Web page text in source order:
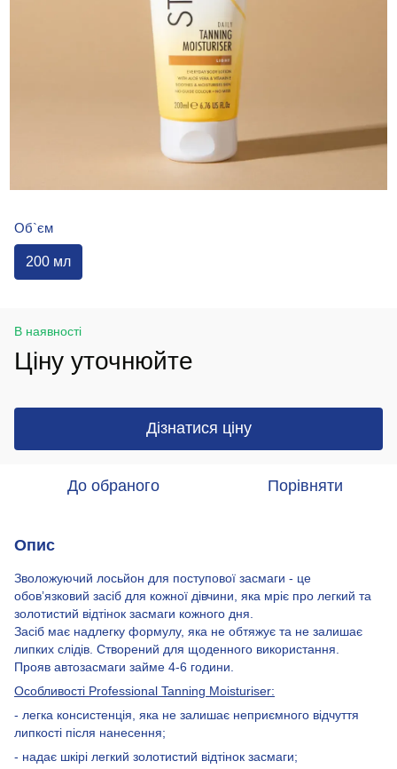
Об`єм
200 мл
В наявності
Ціну уточнюйте
Дізнатися ціну
До обраного Порівняти
Опис
Зволожуючий лосьйон для поступової засмаги - це
обовʼязковий засіб для кожної дівчини, яка мріє про легкий та
золотистий відтінок засмаги кожного дня.
Засіб має надлегку формулу, яка не обтяжує та не залишає
липких слідів. Створений для щоденного використання.
Прояв автозасмаги займе 4-6 години.
Особливості Professional Tanning Moisturiser:
- легка консистенція, яка не залишає неприємного відчуття
липкості після нанесення;
- надає шкірі легкий золотистий відтінок засмаги;